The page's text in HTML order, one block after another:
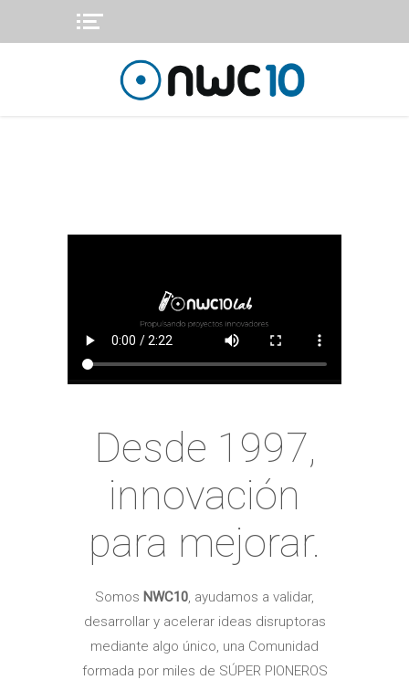
Desde 1997,
innovación
para mejorar.
Somos NWC10, ayudamos a validar,
desarrollar y acelerar ideas disruptoras
mediante algo único, una Comunidad
formada por miles de SÚPER PIONEROS